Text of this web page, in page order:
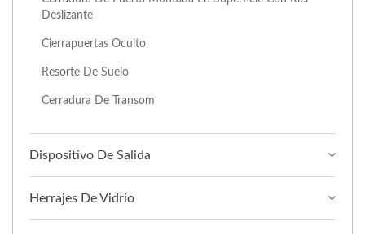
Deslizante
Cierrapuertas Oculto
Resorte De Suelo
Cerradura De Transom
Dispositivo De Salida
Herrajes De Vidrio